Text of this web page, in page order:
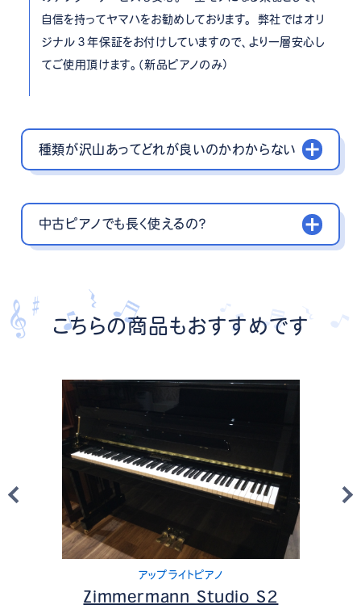
自信を持ってヤマハをお勧めしております。 弊社ではオリ
ジナル３年保証をお付けしていますので、より一層安心し
てご使用頂けます。（新品ピアノのみ）
種類が沢山あってどれが良いのかわからない
中古ピアノでも長く使えるの？
こちらの商品もおすすめです
アップライトピアノ
Zimmermann Studio S2